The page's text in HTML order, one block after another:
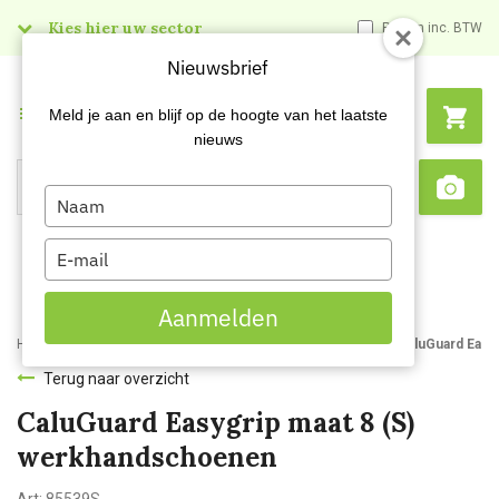
Kies hier uw sector Prijzen inc. BTW
Search
Menu
Home Webshop Handbescherming Werkhandschoenen CaluGuard
Terug naar overzicht
CaluGuard Easygrip maat 8 (S)
werkhandschoenen
Nieuwsbrief
Meld je aan en blijf op de hoogte van het laatste
nieuws
Type
your
name
Type
your
email
Aanmelden